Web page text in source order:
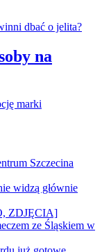
na
Szczecina
widzą głównie
ZDJĘCIA]
ze Śląskiem w